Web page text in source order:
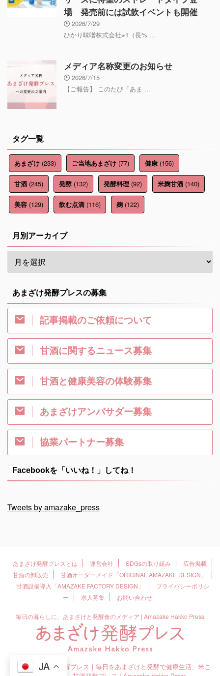
場 発売前には試飲イベントも開催
2026/7/29
ひかり味噌株式会社※1（長% ...
メディア名称変更のお知らせ
2026/7/15
【ご報告】 このたび「あま ...
タグ一覧
あまざけ (233) ご当地あまざけ (77) 健康 (156)
甘酒 (245) 発酵(132) 発酵料理 (92) 米麹甘酒 (140)
美容 (129) 飲む点滴 (116) 麹 (122)
月別アーカイブ
あまざけ発酵プレスの募集
記事掲載のご依頼について
甘酒に関するニュース募集
甘酒と健康美容の体験募集
あまざけアンバサダー募集
協業パートナー募集
Facebookを「いいね！」してね！
Tweets by amazake_press
あまざけ発酵プレスとは 運営会社 SDGsの取り組み
広告掲載
甘酒の卸販売
甘酒オーダーメイド「ORIGINAL AMAZAKE DESIGN」
甘酒設備導入「AMAZAKE FACTORY DESIGN」
プライバシーポリシ
ー
求人募集 お問い合わせ
毎日の暮らしに、あまざけと発酵食のメディア | Amazake Hakko Press
© 2026 あまざけ発酵プレス｜毎日をあまざけと発酵で健康生活、米こ
JA